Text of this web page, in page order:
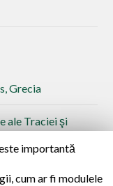
Grecia
ale Traciei şi
importantă
cum ar fi modulele